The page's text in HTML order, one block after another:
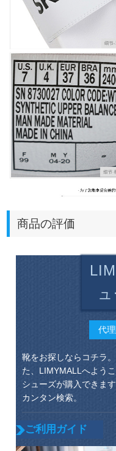
商品の評価
代
靴をお探しならコチラ
た、LIMYMALLへよう
シューズが購入できま
カンタン検索。
ご利用ガイド